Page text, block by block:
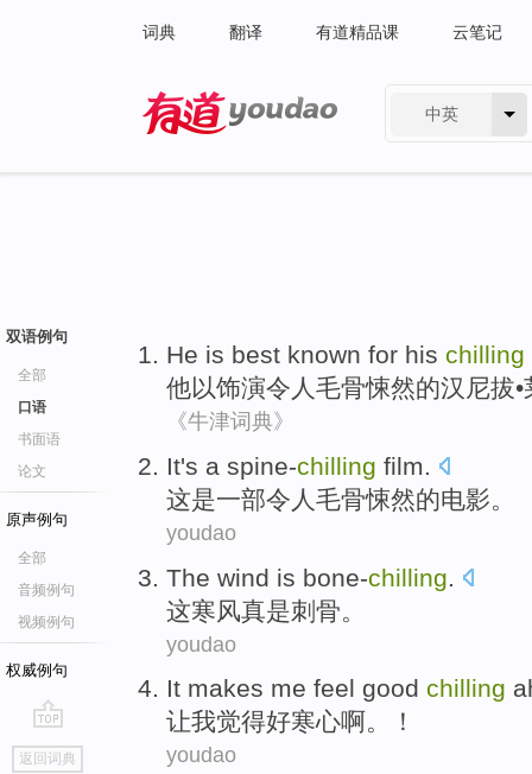
词典 翻译 有道精品课 云笔记
中英
双语例句
全部
口语
书面语
论文
原声例句
全部
音频例句
视频例句
权威例句
go
返回词典
He is best known for his chilling
他以饰演令人毛骨悚然的汉尼拔•
《牛津词典》
It's a spine-chilling film.
这是一部令人毛骨悚然的电影。
youdao
The wind is bone-chilling
这寒风真是刺骨。
youdao
It makes me feel good chilling
让我觉得好寒心啊。！
youdao